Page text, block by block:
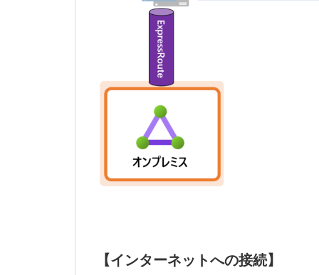
【インターネットへの接続】